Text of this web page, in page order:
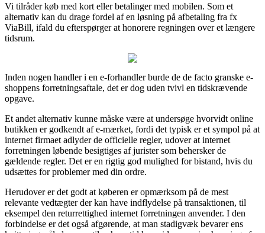
Vi tilråder køb med kort eller betalinger med mobilen. Som et
alternativ kan du drage fordel af en løsning på afbetaling fra fx
ViaBill, ifald du efterspørger at honorere regningen over et længere
tidsrum.
Inden nogen handler i en e-forhandler burde de de facto granske e-
shoppens forretningsaftale, det er dog uden tvivl en tidskrævende
opgave.
Et andet alternativ kunne måske være at undersøge hvorvidt online
butikken er godkendt af e-mærket, fordi det typisk er et sympol på at
internet firmaet adlyder de officielle regler, udover at internet
forretningen løbende besigtiges af jurister som behersker de
gældende regler. Det er en rigtig god mulighed for bistand, hvis du
udsættes for problemer med din ordre.
Herudover er det godt at køberen er opmærksom på de mest
relevante vedtægter der kan have indflydelse på transaktionen, til
eksempel den returrettighed internet forretningen anvender. I den
forbindelse er det også afgørende, at man stadigvæk bevarer ens